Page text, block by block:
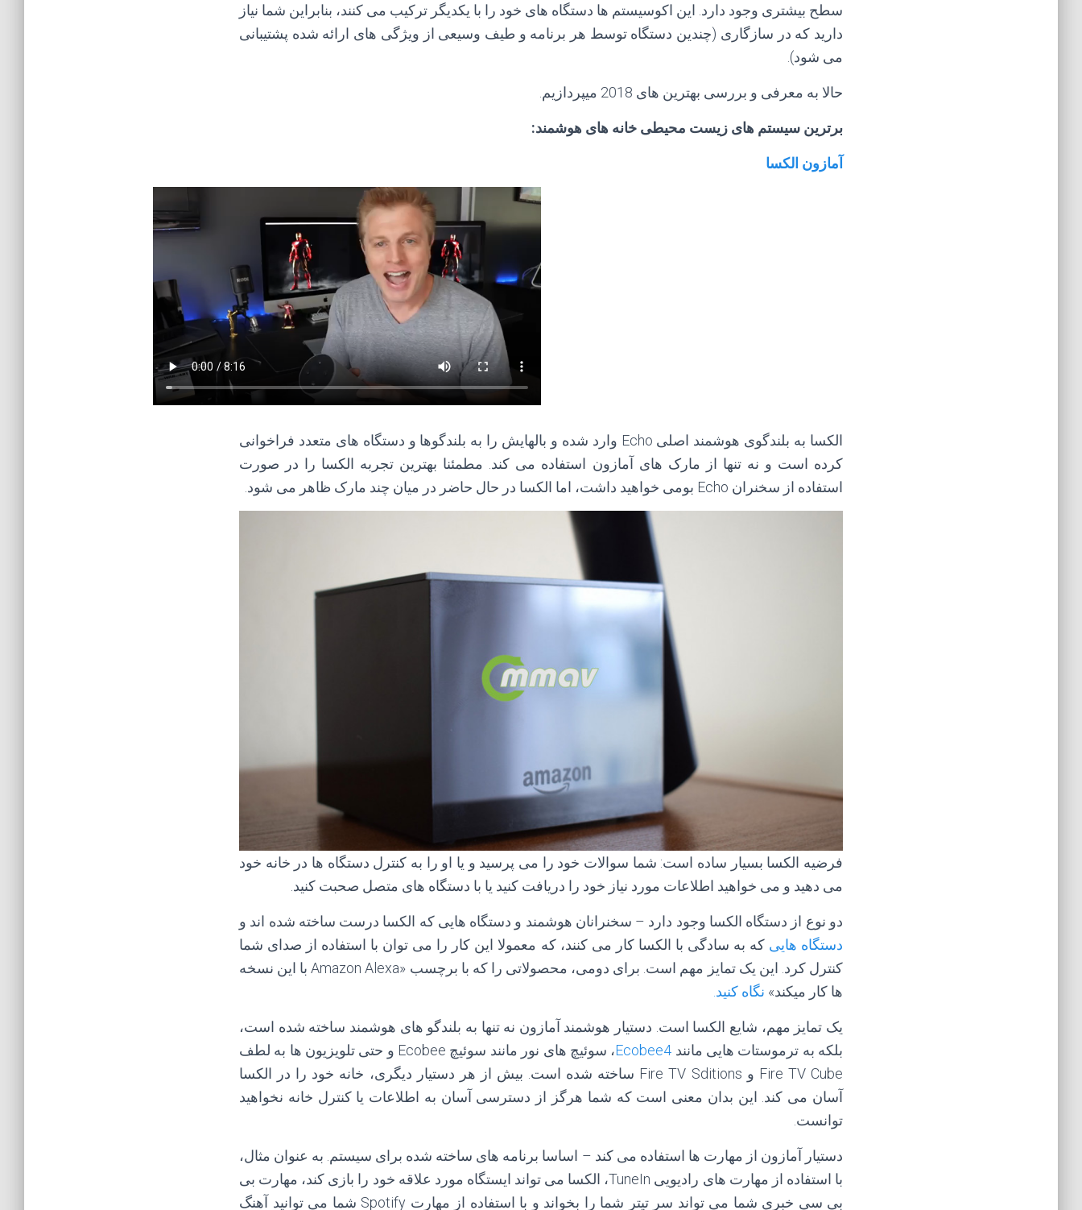
سطح بیشتری وجود دارد. این اکوسیستم ها دستگاه های خود را با یکدیگر ترکیب می کنند، بنابراین شما نیاز
دارید که در سازگاری (چندین دستگاه توسط هر برنامه و طیف وسیعی از ویژگی های ارائه شده پشتیبانی
می شود).
حالا به معرفی و بررسی بهترین های 2018 میپردازیم.
برترین سیستم های زیست محیطی خانه های هوشمند:
آمازون الکسا
الکسا به بلندگوی هوشمند اصلی Echo وارد شده و بالهایش را به بلندگوها و دستگاه های متعدد فراخوانی
کرده است و نه تنها از مارک های آمازون استفاده می کند. مطمئنا بهترین تجربه الکسا را در صورت
استفاده از سخنران Echo بومی خواهید داشت، اما الکسا در حال حاضر در میان چند مارک ظاهر می شود.
فرضیه الکسا بسیار ساده است: شما سوالات خود را می پرسید و یا او را به کنترل دستگاه ها در خانه خود
می دهید و می خواهید اطلاعات مورد نیاز خود را دریافت کنید یا با دستگاه های متصل صحبت کنید.
دو نوع از دستگاه الکسا وجود دارد – سخنرانان هوشمند و دستگاه هایی که الکسا درست ساخته شده اند و
دستگاه هاییکه به سادگی با الکسا کار می کنند، که معمولا این کار را می توان با استفاده از صدای شما
کنترل کرد. این یک تمایز مهم است. برای دومی، محصولاتی را که با برچسب «Amazon Alexa با این نسخه
ها کار میکند» نگاه کنید.
یک تمایز مهم، شایع الکسا است. دستیار هوشمند آمازون نه تنها به بلندگو های هوشمند ساخته شده است،
بلکه به ترموستات هایی مانند Ecobee4
، سوئیچ های نور مانند سوئیچ Ecobee و حتی تلویزیون ها به لطف
Fire TV Cube و Fire TV Sditions ساخته شده است. بیش از هر دستیار دیگری، خانه خود را در الکسا
آسان می کند. این بدان معنی است که شما هرگز از دسترسی آسان به اطلاعات یا کنترل خانه نخواهید
توانست.
دستیار آمازون از مهارت ها استفاده می کند – اساسا برنامه های ساخته شده برای سیستم. به عنوان مثال،
با استفاده از مهارت های رادیویی TuneIn، الکسا می تواند ایستگاه مورد علاقه خود را بازی کند، مهارت بی
بی سی خبری شما می تواند سر تیتر شما را بخواند و با استفاده از مهارت Spotify شما می توانید آهنگ